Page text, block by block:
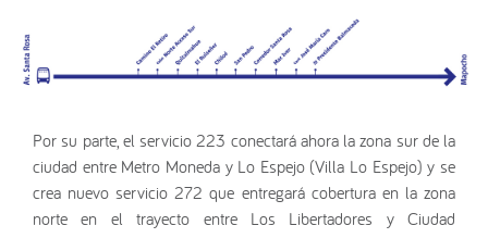
Por su parte, el servicio 223 conectará ahora la zona sur de la
ciudad entre Metro Moneda y Lo Espejo (Villa Lo Espejo) y se
crea nuevo servicio 272 que entregará cobertura en la zona
norte en el trayecto entre Los Libertadores y Ciudad